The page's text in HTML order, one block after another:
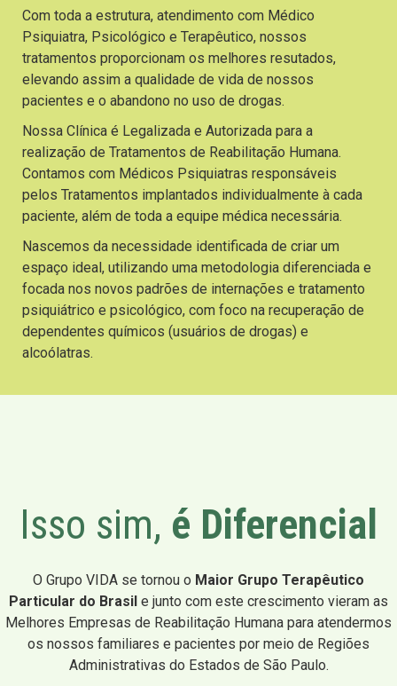
Com toda a estrutura, atendimento com Médico
Psiquiatra, Psicológico e Terapêutico, nossos
tratamentos proporcionam os melhores resutados,
elevando assim a qualidade de vida de nossos
pacientes e o abandono no uso de drogas.
Nossa Clínica é Legalizada e Autorizada para a
realização de Tratamentos de Reabilitação Humana.
Contamos com Médicos Psiquiatras responsáveis
pelos Tratamentos implantados individualmente à cada
paciente, além de toda a equipe médica necessária.
Nascemos da necessidade identificada de criar um
espaço ideal, utilizando uma metodologia diferenciada e
focada nos novos padrões de internações e tratamento
psiquiátrico e psicológico, com foco na recuperação de
dependentes químicos (usuários de drogas) e
alcoólatras.
Isso sim, é Diferencial
O Grupo VIDA se tornou o Maior Grupo Terapêutico
Particular do Brasil e junto com este crescimento vieram as
Melhores Empresas de Reabilitação Humana para atendermos
os nossos familiares e pacientes por meio de Regiões
Administrativas do Estados de São Paulo.